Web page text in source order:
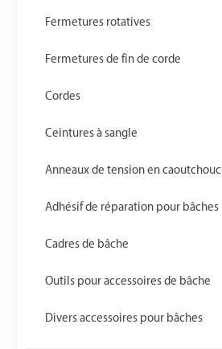
Fermetures rotatives
Fermetures de fin de corde
Cordes
Ceintures à sangle
Anneaux de tension en caoutchouc
Adhésif de réparation pour bâches
Cadres de bâche
Outils pour accessoires de bâche
Divers accessoires pour bâches